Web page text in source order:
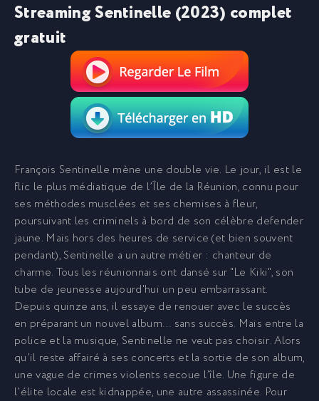
Streaming Sentinelle (2023) complet
gratuit
François Sentinelle mène une double vie. Le jour, il est le
flic le plus médiatique de l’Île de la Réunion, connu pour
ses méthodes musclées et ses chemises à fleur,
poursuivant les criminels à bord de son célèbre defender
jaune. Mais hors des heures de service (et bien souvent
pendant), Sentinelle a un autre métier : chanteur de
charme. Tous les réunionnais ont dansé sur "Le Kiki", son
tube de jeunesse aujourd'hui un peu embarrassant.
Depuis quinze ans, il essaye de renouer avec le succès
en préparant un nouvel album… sans succès. Mais entre la
police et la musique, Sentinelle ne veut pas choisir. Alors
qu’il reste affairé à ses concerts et la sortie de son album,
une vague de crimes violents secoue l’île. Une figure de
l’élite locale est kidnappée, une autre assassinée. Pour